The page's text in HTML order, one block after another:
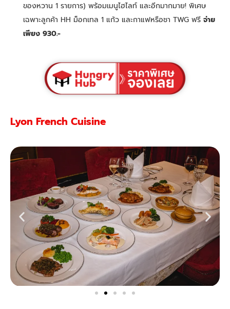
ของหวาน 1 รายการ) พร้อมเมนูไฮไลท์ และอีกมากมาย! พิเศษ
เฉพาะลูกค้า HH ม็อกเทล 1 แก้ว และกาแฟหรือชา TWG ฟรี จ่าย
เพียง 930.-
Lyon French Cuisine